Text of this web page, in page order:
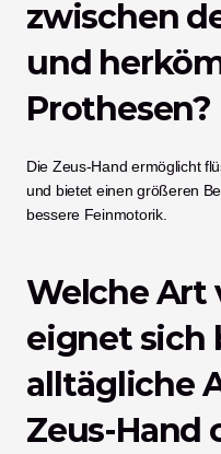
zwischen
und
Prothesen?
Die Zeus-Hand ermöglicht
und bietet einen größeren
bessere Feinmotorik.
Welche Art
eignet sich
alltägliche
Zeus-Hand